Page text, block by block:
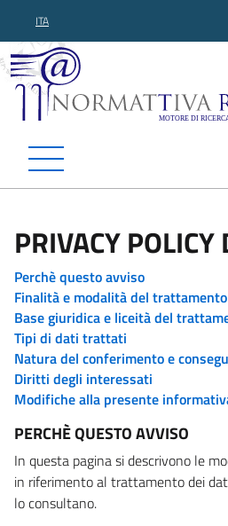
ITA
Normattiva
PRIVACY POLICY
Perchè questo avviso
Finalità e modalità del trattamento
Base giuridica e liceità del
Tipi di dati trattati
Natura del conferimento e
Diritti degli interessati
Modifiche alla presente
PERCHÈ QUESTO AVVISO
In questa pagina si descrivono le
in riferimento al trattamento dei
lo consultano.